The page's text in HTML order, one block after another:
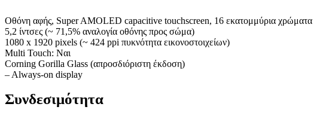
Οθόνη αφής, Super AMOLED capacitive touchscreen, 16 εκατομμύρια χρώματα
5,2 ίντσες (~ 71,5% αναλογία οθόνης προς σώμα)
1080 x 1920 pixels (~ 424 ppi πυκνότητα εικονοστοιχείων)
Multi Touch: Ναι
Corning Gorilla Glass (απροσδιόριστη έκδοση)
– Always-on display
Συνδεσιμότητα